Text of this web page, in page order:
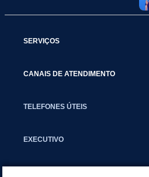
SERVIÇOS
CANAIS DE ATENDIMENTO
TELEFONES ÚTEIS
EXECUTIVO